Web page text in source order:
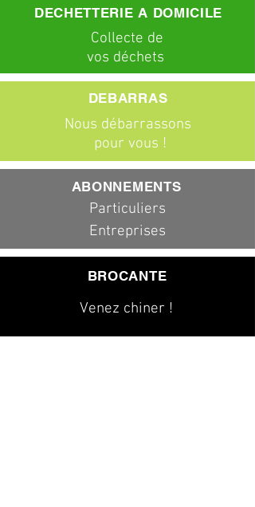
DECHETTERIE A DOMICILE
Collecte de
vos déchets
Nous débarrassons
pour vous !
DEBARRAS
ABONNEMENTS
Particuliers
Entreprises
BROCANTE
Venez chiner !